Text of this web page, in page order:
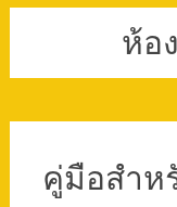
ห้อ
คู่มือสำห